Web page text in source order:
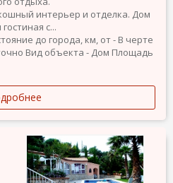
интерьер и отделка. Дом
с...
до города, км, от - В черте
Вид объекта - Дом Площадь